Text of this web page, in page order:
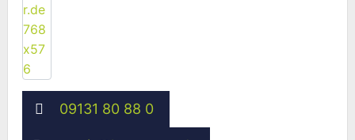
09131 80 88 0